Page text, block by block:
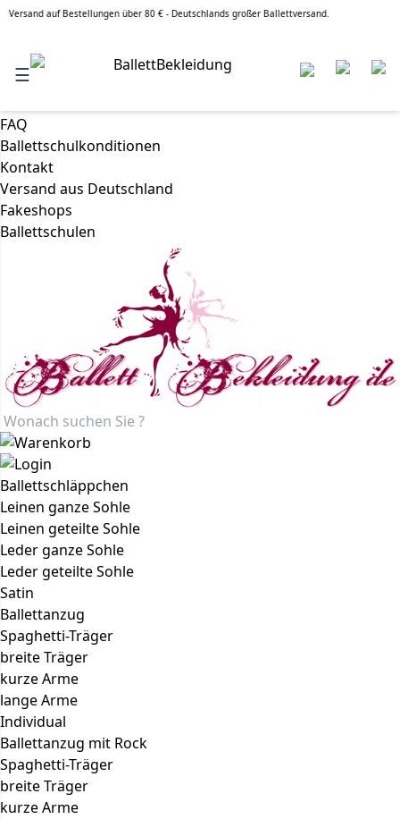
Gratis Versand ab 79,90 €*•Deutschlands großer Ballettversand
Ballettschulrabatte
Info
FAQ
Ballettschulkonditionen
Kontakt
Versand aus Deutschland
Fakeshops
Ballettschulen
auf Bestellungen über 80 € - Deutschlands großer Ballettversand.
☰
Ballettschläppchen
Leinen ganze Sohle
Leinen geteilte Sohle
Leder ganze Sohle
Leder geteilte Sohle
Satin
Ballettanzug
Spaghetti-Träger
breite Träger
kurze Arme
lange Arme
Individual
Ballettanzug mit Rock
Spaghetti-Träger
breite Träger
kurze Arme